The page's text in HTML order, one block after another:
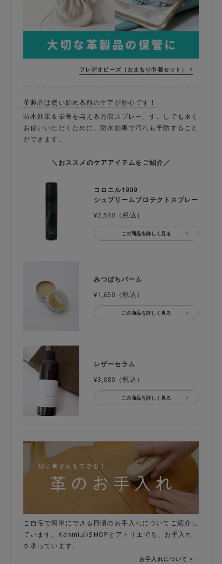
フレデオビーズ（おまもり巾着セット） >
革製品は使い始める前のケアが肝心です！
防水効果＆栄養を与える万能スプレー。すこしでも永く
お使いいただくために。防水効果で汚れも予防すること
ができます。
＼おススメのケアアイテムをご紹介／
コロニル1909
シュプリームプロテクトスプレー
¥2,530（税込）
この商品を詳しく見る
みつばちバーム
¥1,650（税込）
この商品を詳しく見る
レザーセラム
¥3,080（税込）
この商品を詳しく見る
ご自宅で簡単にできる日頃のお手入れについてご紹介し
ています。Kanmi.のSHOPとアトリエでも、お手入れ
を承っています。
お手入れについて >